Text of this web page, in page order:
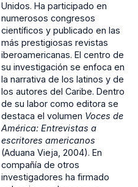
Unidos. Ha participado en
numerosos congresos
científicos y publicado en las
más prestigiosas revistas
iberoamericanas. El centro de
su investigación se enfoca en
la narrativa de los latinos y de
los autores del Caribe. Dentro
de su labor como editora se
destaca el volumen Voces de
América: Entrevistas a
escritores americanos
(Aduana Vieja, 2004). En
compañía de otros
investigadores ha firmado